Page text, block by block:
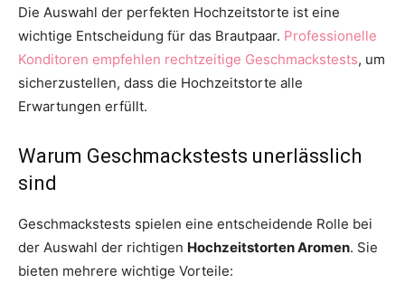
Die Auswahl der perfekten Hochzeitstorte ist eine
wichtige Entscheidung für das Brautpaar. Professionelle
Konditoren empfehlen rechtzeitige Geschmackstests, um
sicherzustellen, dass die Hochzeitstorte alle
Erwartungen erfüllt.
Warum Geschmackstests unerlässlich
sind
Geschmackstests spielen eine entscheidende Rolle bei
der Auswahl der richtigen Hochzeitstorten Aromen. Sie
bieten mehrere wichtige Vorteile: